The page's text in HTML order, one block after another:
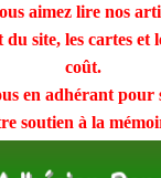
aimez lire nos
du site, les cartes et
coût.
en adhérant pour
soutien à la